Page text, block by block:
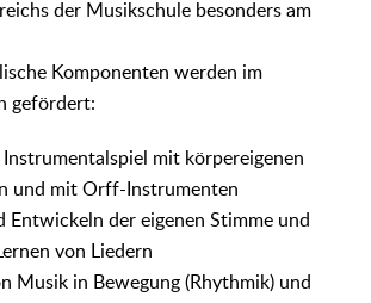
der Musikschule besonders am
Komponenten werden im
gefördert:
Instrumentalspiel mit körpereigenen
und mit Orff-Instrumenten
Entwickeln der eigenen Stimme und
von Liedern
Musik in Bewegung (Rhythmik) und